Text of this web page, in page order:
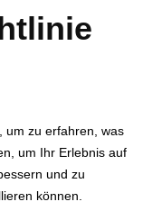
um zu erfahren, was
um Ihr Erlebnis auf
und zu
können.